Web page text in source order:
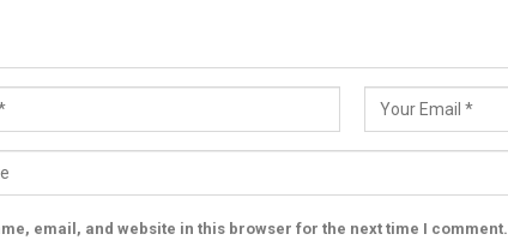
email, and website in this browser for the next time I comment.